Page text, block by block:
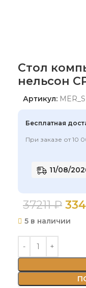
Стол
нельсон
Артикул:
Бесплатная
При заказе от 10
11/08/
37211₽
5 в наличии